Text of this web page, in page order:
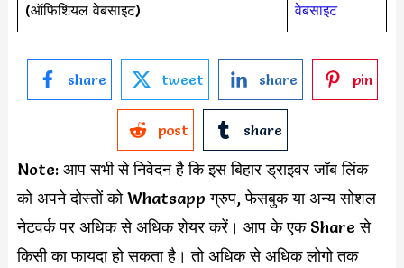
(ऑफिशियल वेबसाइट)
वेबसाइट
share tweet share pin
post share
Note: आप सभी से निवेदन है कि इस बिहार ड्राइवर जॉब लिंक
को अपने दोस्तों को Whatsapp ग्रुप, फेसबुक या अन्य सोशल
नेटवर्क पर अधिक से अधिक शेयर करें। आप के एक Share से
किसी का फायदा हो सकता है। तो अधिक से अधिक लोगो तक